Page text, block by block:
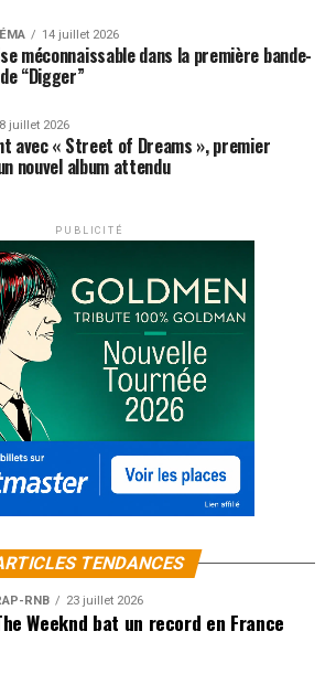
14 juillet 2026
méconnaissable dans la première bande-
“Digger”
8 juillet 2026
avec « Street of Dreams », premier
nouvel album attendu
PUBLICITÉ
TENDANCES
RNB 23 juillet 2026
Weeknd bat un record en France